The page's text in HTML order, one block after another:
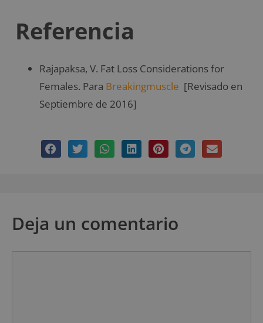
Referencia
Rajapaksa, V. Fat Loss Considerations for
Females. Para Breakingmuscle [Revisado en
Septiembre de 2016]
Deja un comentario